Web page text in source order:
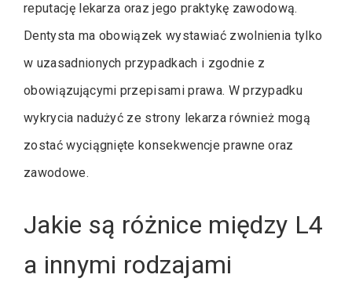
reputację lekarza oraz jego praktykę zawodową.
Dentysta ma obowiązek wystawiać zwolnienia tylko
w uzasadnionych przypadkach i zgodnie z
obowiązującymi przepisami prawa. W przypadku
wykrycia nadużyć ze strony lekarza również mogą
zostać wyciągnięte konsekwencje prawne oraz
zawodowe.
Jakie są różnice między L4
a innymi rodzajami